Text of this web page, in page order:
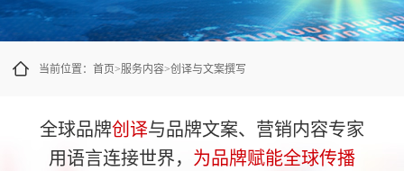
当前位置：首页>服务内容>创译与文案撰写
全球品牌创译与品牌文案、营销内容专家
用语言连接世界， 为品牌赋能全球传播